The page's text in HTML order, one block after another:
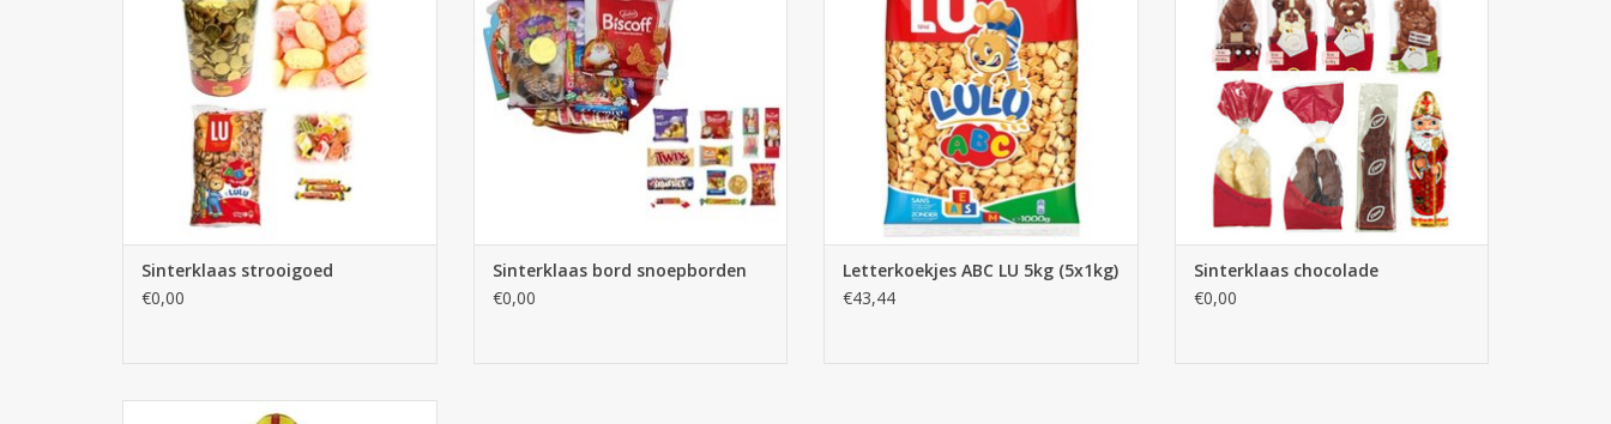
Sinterklaas strooigoed
€0,00
Sinterklaas bord snoepborden
€0,00
Letterkoekjes ABC LU 5kg (5x1kg)
€43,44
TOEVOEGEN AAN WINKELWAGEN
Sinterklaas chocolade
€0,00
Sinterklaas Koffiekoekjes Chocolade 375st.